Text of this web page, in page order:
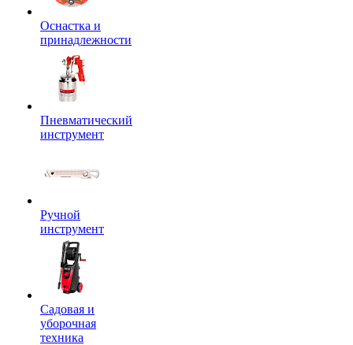
Оснастка и
принадлежности
Пневматический
инструмент
Ручной
инструмент
Садовая и
уборочная
техника